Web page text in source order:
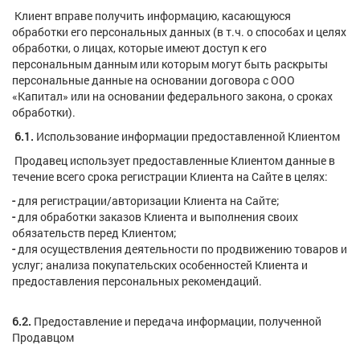
Клиент вправе получить информацию, касающуюся
обработки его персональных данных (в т.ч. о способах и целях
обработки, о лицах, которые имеют доступ к его
персональным данным или которым могут быть раскрыты
персональные данные на основании договора с ООО
«Капитал» или на основании федерального закона, о сроках
обработки).
6.1. Использование информации предоставленной Клиентом
Продавец использует предоставленные Клиентом данные в
течение всего срока регистрации Клиента на Сайте в целях:
-для регистрации/авторизации Клиента на Сайте;
-для обработки заказов Клиента и выполнения своих
обязательств перед Клиентом;
-для осуществления деятельности по продвижению товаров и
услуг; анализа покупательских особенностей Клиента и
предоставления персональных рекомендаций.
6.2. Предоставление и передача информации, полученной
Продавцом